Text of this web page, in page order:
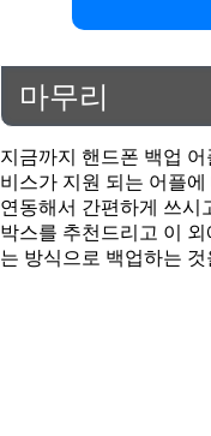
마무리
지금까지 핸드폰 백업
비스가 지원 되는 어플
연동해서 간편하게 쓰시
박스를 추천드리고 이
는 방식으로 백업하는